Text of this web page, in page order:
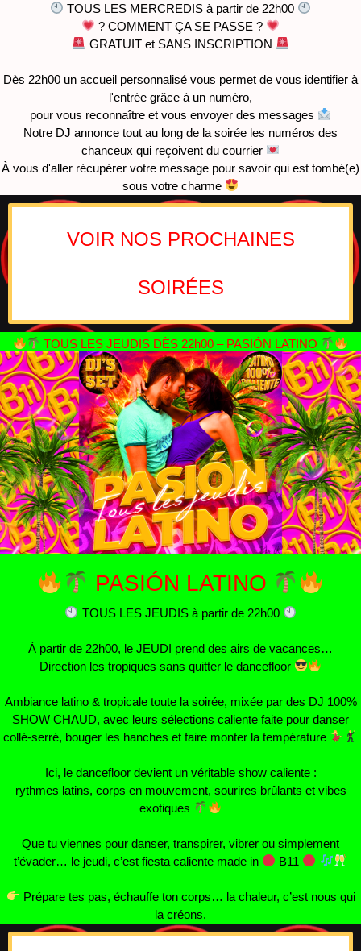
TOUS LES MERCREDIS à partir de 22h00
? COMMENT ÇA SE PASSE ?
GRATUIT et SANS INSCRIPTION
Dès 22h00 un accueil personnalisé vous permet de vous identifier à
l'entrée grâce à un numéro,
pour vous reconnaître et vous envoyer des messages
Notre DJ annonce tout au long de la soirée les numéros des
chanceux qui reçoivent du courrier
À vous d'aller récupérer votre message pour savoir qui est tombé(e)
sous votre charme
VOIR NOS PROCHAINES
SOIRÉES
TOUS LES JEUDIS DÈS 22h00 – PASIÓN LATINO
PASIÓN LATINO
TOUS LES JEUDIS à partir de 22h00
À partir de 22h00, le JEUDI prend des airs de vacances…
Direction les tropiques sans quitter le dancefloor
Ambiance latino & tropicale toute la soirée, mixée par des DJ 100%
SHOW CHAUD, avec leurs sélections caliente faite pour danser
collé-serré, bouger les hanches et faire monter la température
Ici, le dancefloor devient un véritable show caliente :
rythmes latins, corps en mouvement, sourires brûlants et vibes
exotiques
Que tu viennes pour danser, transpirer, vibrer ou simplement
t’évader… le jeudi, c’est fiesta caliente made in
B11
Prépare tes pas, échauffe ton corps… la chaleur, c’est nous qui
la créons.